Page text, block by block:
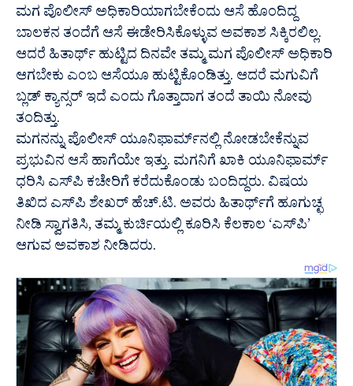
ಮಗ ಪೊಲೀಸ್ ಅಧಿಕಾರಿಯಾಗಬೇಕೆಂದು ಆಸೆ ಹೊಂದಿದ್ದ
ಬಾಲಕನ ತಂದೆಗೆ ಆಸೆ ಈಡೇರಿಸಿಕೊಳ್ಳುವ ಅವಕಾಶ ಸಿಕ್ಕಿರಲಿಲ್ಲ.
ಆದರೆ ಹಿತಾರ್ಥ್ ಹುಟ್ಟಿದ ದಿನವೇ ತಮ್ಮ ಮಗ ಪೊಲೀಸ್ ಅಧಿಕಾರಿ
ಆಗಬೇಕು ಎಂಬ ಆಸೆಯೂ ಹುಟ್ಟಿಕೊಂಡಿತ್ತು. ಆದರೆ ಮಗುವಿಗೆ
ಬ್ಲಡ್ ಕ್ಯಾನ್ಸರ್ ಇದೆ ಎಂದು ಗೊತ್ತಾದಾಗ ತಂದೆ ತಾಯಿ ನೋವು
ತಂದಿತ್ತು.
ಮಗನನ್ನು ಪೊಲೀಸ್ ಯೂನಿಫಾರ್ಮ್​ನಲ್ಲಿ ನೋಡಬೇಕೆನ್ನುವ
ಪ್ರಭುವಿನ ಆಸೆ ಹಾಗೆಯೇ ಇತ್ತು. ಮಗನಿಗೆ ಖಾಕಿ ಯೂನಿಫಾರ್ಮ್
ಧರಿಸಿ ಎಸ್‌ಪಿ ಕಚೇರಿಗೆ ಕರೆದುಕೊಂಡು ಬಂದಿದ್ದರು. ವಿಷಯ
ತಿಖಿದ‌ ಎಸ್‌ಪಿ ಶೇಖರ್ ಹೆಚ್.ಟಿ. ಅವರು ಹಿತಾರ್ಥ್‌ಗೆ ಹೂಗುಚ್ಛ
ನೀಡಿ ಸ್ವಾಗತಿಸಿ, ತಮ್ಮ ಕುರ್ಚಿಯಲ್ಲಿ ಕೂರಿಸಿ ಕೆಲಕಾಲ ‘ಎಸ್‌ಪಿ’
ಆಗುವ ಅವಕಾಶ ನೀಡಿದರು.